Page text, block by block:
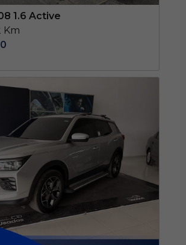
1.6 Active
Km